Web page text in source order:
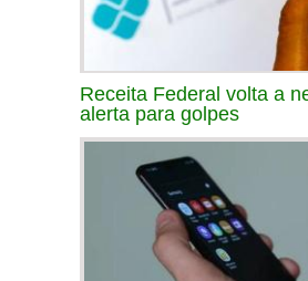
Receita Federal volta a
alerta para golpes